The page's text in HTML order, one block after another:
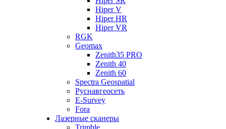
Hiper V
Hiper HR
Hiper VR
RGK
Geomax
Zenith35 PRO
Zenith 40
Zenith 60
Spectra Geospatial
Руснавгеосеть
E-Survey
Fora
Лазерные сканеры
Trimble